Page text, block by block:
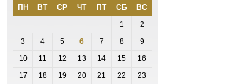
ПН ВТ СР ЧТ ПТ СБ
ВС
1
2
3
4 5 6 7 8
9
10
11 12 13 14 15
16
17
18 19 20 21 22
23